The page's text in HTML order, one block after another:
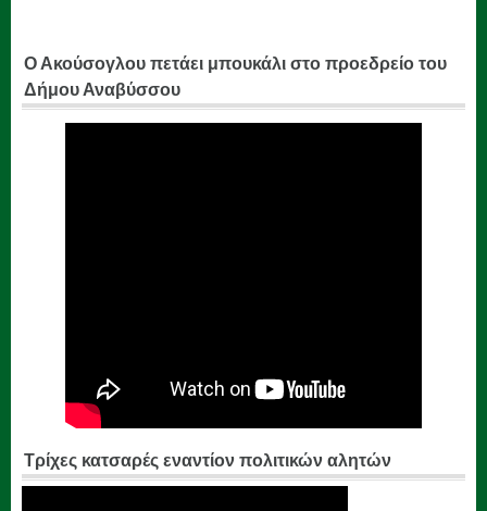
Ο Ακούσογλου πετάει μπουκάλι στο προεδρείο του
Δήμου Αναβύσσου
Τρίχες κατσαρές εναντίον πολιτικών αλητών